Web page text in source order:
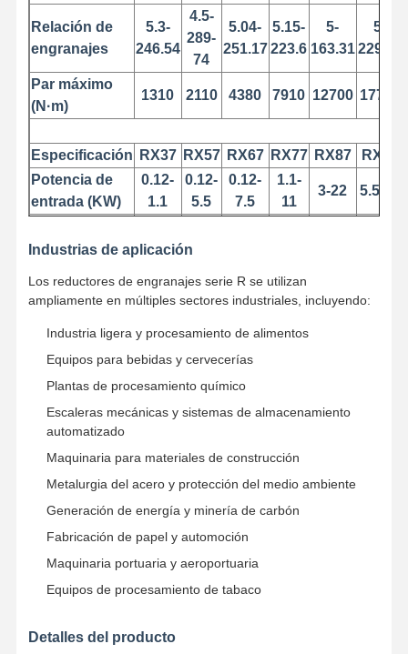
Todos Los
Casos
Ahora Charle
Las ruedas de las grúas
El gancho de grúa
Carro de Extremo
Bloque de polea de grúa
Ganchos agarradores
Motor de engranajes y freno
Equipo de transporte
Accesorios para grúas
Relación de
engranajes
5.3-
246.54
4.5-
289-
74
5.04-
251.17
5.15-
223.6
5-
163.31
5-
229.71
Par máximo
(N·m)
1310 2110 4380 7910 12700 17700
Especificación RX37 RX57 RX67 RX77 RX87 RX97
Potencia de
entrada (KW)
0.12-
1.1
0.12-
5.5
0.12-
7.5
1.1-
11
3-22 5.5-30
engranajes
4.43
5.5
(N·m)
20 71 120 215
Industrias de aplicación
Los reductores de engranajes serie R se utilizan
ampliamente en múltiples sectores industriales, incluyendo:
Industria ligera y procesamiento de alimentos
Equipos para bebidas y cervecerías
Plantas de procesamiento químico
Escaleras mecánicas y sistemas de almacenamiento
automatizado
Maquinaria para materiales de construcción
Metalurgia del acero y protección del medio ambiente
Generación de energía y minería de carbón
Fabricación de papel y automoción
Maquinaria portuaria y aeroportuaria
Equipos de procesamiento de tabaco
Detalles del producto